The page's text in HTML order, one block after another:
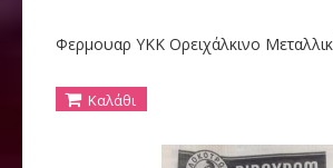
Φερμουαρ YKK Ορειχάλκινο
Καλάθι